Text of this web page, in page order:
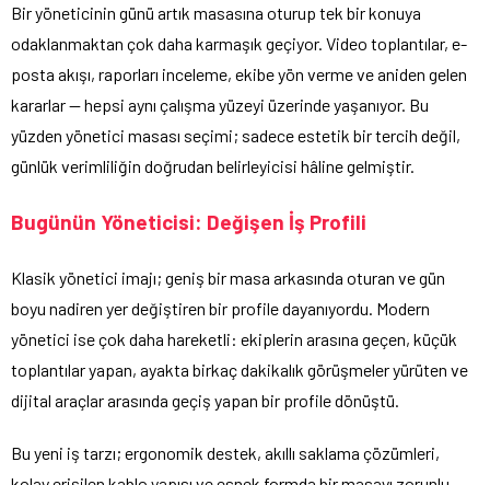
Bir yöneticinin günü artık masasına oturup tek bir konuya
odaklanmaktan çok daha karmaşık geçiyor. Video toplantılar, e-
posta akışı, raporları inceleme, ekibe yön verme ve aniden gelen
kararlar — hepsi aynı çalışma yüzeyi üzerinde yaşanıyor. Bu
yüzden yönetici masası seçimi; sadece estetik bir tercih değil,
günlük verimliliğin doğrudan belirleyicisi hâline gelmiştir.
Bugünün Yöneticisi: Değişen İş Profili
Klasik yönetici imajı; geniş bir masa arkasında oturan ve gün
boyu nadiren yer değiştiren bir profile dayanıyordu. Modern
yönetici ise çok daha hareketli: ekiplerin arasına geçen, küçük
toplantılar yapan, ayakta birkaç dakikalık görüşmeler yürüten ve
dijital araçlar arasında geçiş yapan bir profile dönüştü.
Bu yeni iş tarzı; ergonomik destek, akıllı saklama çözümleri,